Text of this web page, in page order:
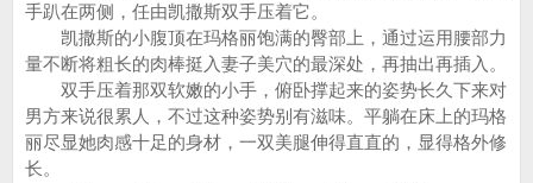
手趴在两侧，任由凯撒斯双手压着它。
凯撒斯的小腹顶在玛格丽饱满的臀部上，通过运用腰部力
量不断将粗长的肉棒挺入妻子美穴的最深处，再抽出再插入。
双手压着那双软嫩的小手，俯卧撑起来的姿势长久下来对
男方来说很累人，不过这种姿势别有滋味。平躺在床上的玛格
丽尽显她肉感十足的身材，一双美腿伸得直直的，显得格外修
长。